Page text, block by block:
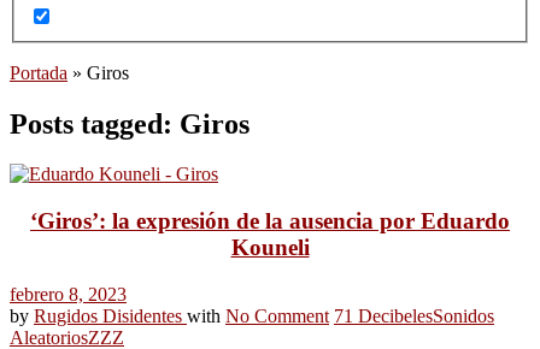
Portada » Giros
Posts tagged: Giros
‘Giros’: la expresión de la ausencia por Eduardo
Kouneli
febrero 8, 2023
by Rugidos Disidentes with No Comment 71 DecibelesSonidos
AleatoriosZZZ